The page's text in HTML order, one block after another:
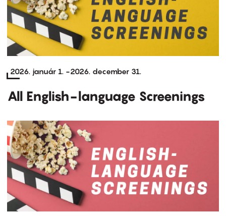
2026. január 1. -2026. december 31.
All English-language Screenings